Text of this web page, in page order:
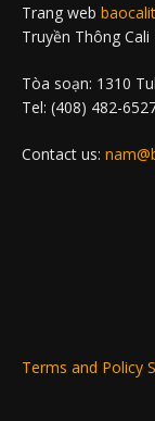
Trang web
Truyền Thông
Tòa soạn: 1310
Tel: (408) 482-
Contact us:
Terms and Policy